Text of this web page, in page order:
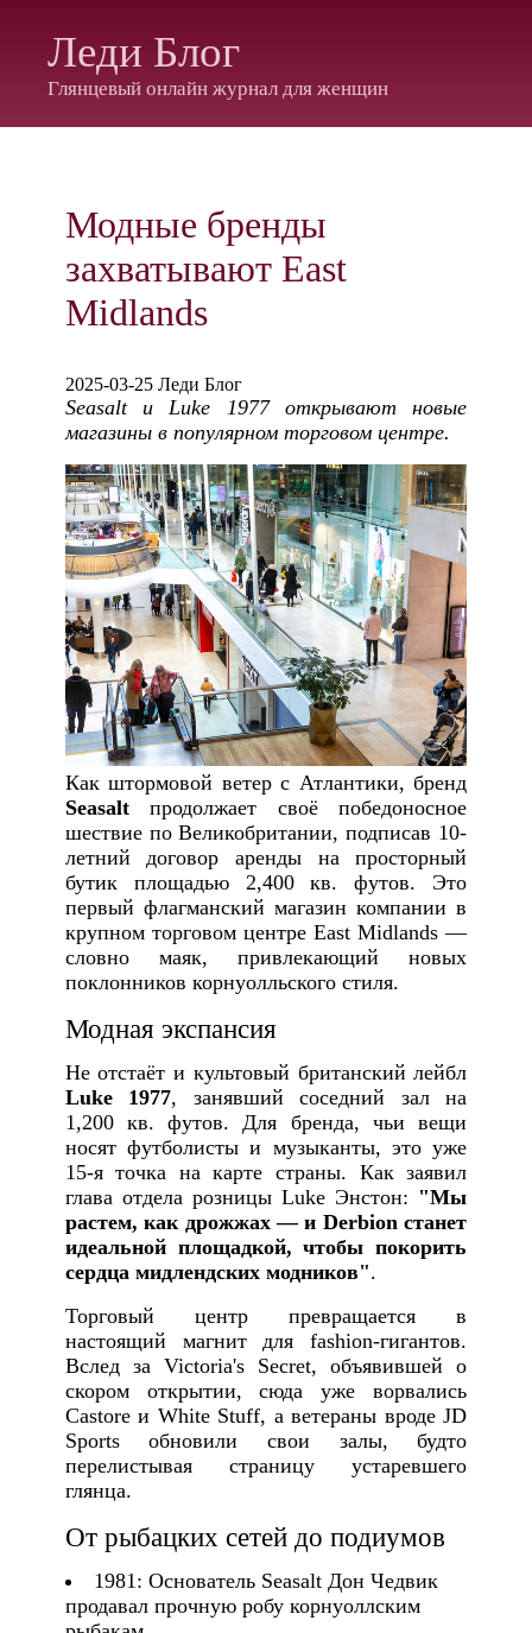
Леди Блог
Глянцевый онлайн журнал для женщин
Модные бренды
захватывают East
Midlands
2025-03-25 Леди Блог
Seasalt и Luke 1977 открывают новые
магазины в популярном торговом центре.
Как штормовой ветер с Атлантики, бренд
Seasaltпродолжает своё победоносное
шествие по Великобритании, подписав 10-
летний договор аренды на просторный
бутик площадью 2,400 кв. футов. Это
первый флагманский магазин компании в
крупном торговом центре East Midlands —
словно маяк, привлекающий новых
поклонников корнуолльского стиля.
Модная экспансия
Не отстаёт и культовый британский лейбл
Luke 1977, занявший соседний зал на
1,200 кв. футов. Для бренда, чьи вещи
носят футболисты и музыканты, это уже
15-я точка на карте страны. Как заявил
глава отдела розницы Luke Энстон: "Мы
растем, как дрожжах — и Derbion станет
идеальной площадкой, чтобы покорить
сердца мидлендских модников".
Торговый центр превращается в
настоящий магнит для fashion-гигантов.
Вслед за Victoria's Secret, объявившей о
скором открытии, сюда уже ворвались
Castore и White Stuff, а ветераны вроде JD
Sports обновили свои залы, будто
перелистывая страницу устаревшего
глянца.
От рыбацких сетей до подиумов
1981: Основатель Seasalt Дон Чедвик
продавал прочную робу корнуоллским